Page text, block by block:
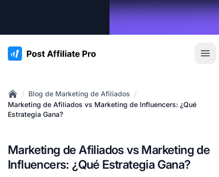
:site.title
Home
/ Blog de Marketing de Afiliados /
Marketing de Afiliados vs Marketing de Influencers: ¿Qué
Estrategia Gana?
Marketing de Afiliados vs Marketing de
Influencers: ¿Qué Estrategia Gana?